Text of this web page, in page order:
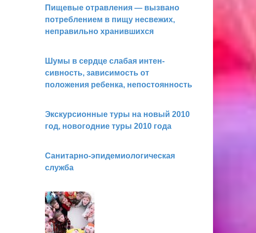
Пищевые отравления — вызвано
потреблением в пищу несвежих,
неправильно хранившихся
Шумы в сердце слабая интен­
сивность, зависимость от
положения ребенка, непостоян­ность
Экскурсионные туры на новый 2010
год, новогодние туры 2010 года
Санитарно-эпидемиологическая
служба